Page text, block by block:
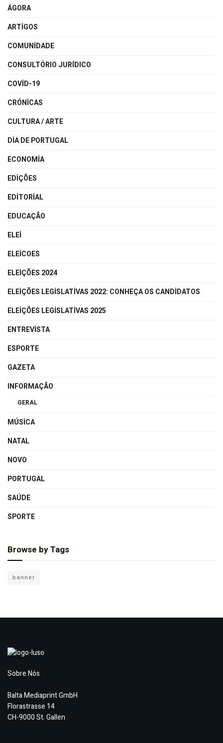
ÁGORA
ARTIGOS
COMUNIDADE
CONSULTÓRIO JURÍDICO
COVID-19
CRÓNICAS
CULTURA / ARTE
DIA DE PORTUGAL
ECONOMIA
EDIÇÕES
EDITORIAL
EDUCAÇÃO
ELEI
ELEICOES
ELEIÇÕES 2024
ELEIÇÕES LEGISLATIVAS 2022: CONHEÇA OS CANDIDATOS
ELEIÇÕES LEGISLATIVAS 2025
ENTREVISTA
ESPORTE
GAZETA
INFORMAÇÃO
GERAL
MÚSICA
NATAL
NOVO
PORTUGAL
SAÚDE
SPORTE
Browse by Tags
banner
Sobre Nós
Balta Mediaprint GmbH
Florastrasse 14
CH-9000 St. Gallen